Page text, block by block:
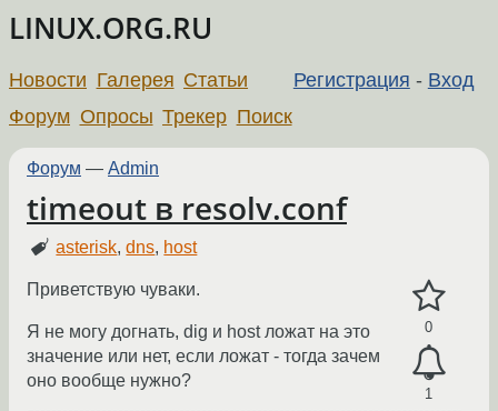
LINUX.ORG.RU
Регистрация - Вход
Новости Галерея Статьи
Форум Опросы Трекер Поиск
Форум — Admin
timeout в resolv.conf
asterisk,dns, host
0
1
Приветствую чуваки.
Я не могу догнать, dig и host ложат на это
значение или нет, если ложат - тогда зачем
оно вообще нужно?